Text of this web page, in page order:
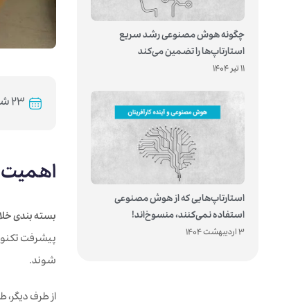
چگونه هوش مصنوعی رشد سریع
استارتاپ‌ها را تضمین می‌کند
11 تیر 1404
استارتاپ‌هایی که از هوش مصنوعی
استفاده نمی‌کنند، منسوخ‌اند!
3 اردیبهشت 1404
۲۳ شهریور ۱۴۰۱
اهمیت
بسته بندی
پیشرفت
شوند.
از طرف دیگر،